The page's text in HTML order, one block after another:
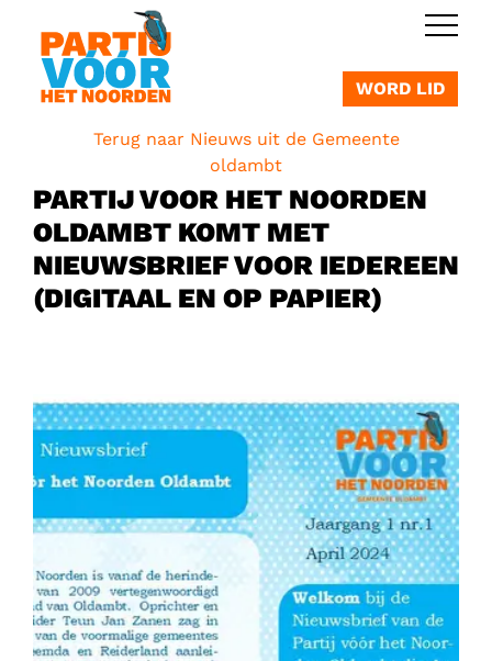
WORD LID
Terug naar Nieuws uit de Gemeente
oldambt
PARTIJ VOOR HET NOORDEN
OLDAMBT KOMT MET
NIEUWSBRIEF VOOR IEDEREEN
(DIGITAAL EN OP PAPIER)